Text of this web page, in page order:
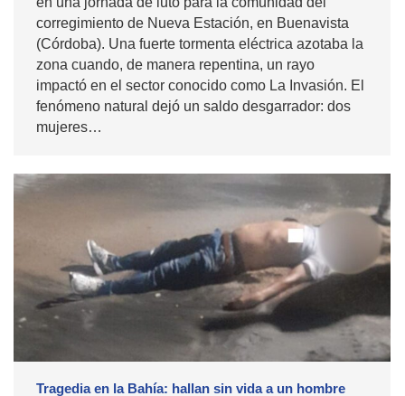
corregimiento de Nueva Estación, en Buenavista
(Córdoba). Una fuerte tormenta eléctrica azotaba la
zona cuando, de manera repentina, un rayo
impactó en el sector conocido como La Invasión. El
fenómeno natural dejó un saldo desgarrador: dos
mujeres…
Tragedia en la Bahía: hallan sin vida a un hombre